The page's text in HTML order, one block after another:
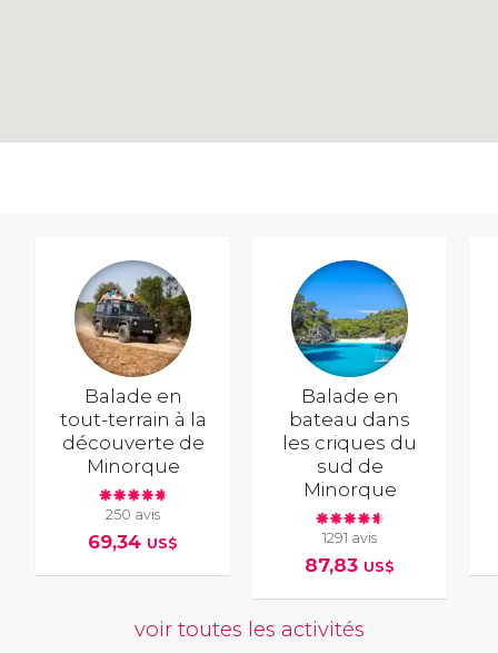
Balade en
tout-terrain à la
découverte de
Minorque
250 avis
69,34 US$
Balade en
bateau dans
les criques du
sud de
Minorque
1291 avis
87,83 US$
voir toutes les activités